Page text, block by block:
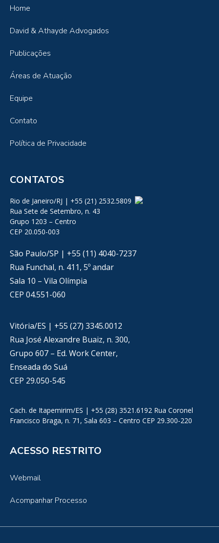
Home
David & Athayde Advogados
Publicações
Áreas de Atuação
Equipe
Contato
Política de Privacidade
CONTATOS
Rio de Janeiro/RJ | +55 (21) 2532.5809
Rua Sete de Setembro, n. 43
Grupo 1203 – Centro
CEP 20.050-003
São Paulo/SP | +55 (11) 4040-7237
Rua Funchal, n. 411, 5º andar
Sala 10 – Vila Olímpia
CEP 04.551-060
Vitória/ES | +55 (27) 3345.0012
Rua José Alexandre Buaiz, n. 300,
Grupo 607 – Ed. Work Center,
Enseada do Suá
CEP 29.050-545
Cach. de Itapemirim/ES | +55 (28) 3521.6192 Rua Coronel
Francisco Braga, n. 71, Sala 603 – Centro CEP 29.300-220
ACESSO RESTRITO
Webmail
Acompanhar Processo